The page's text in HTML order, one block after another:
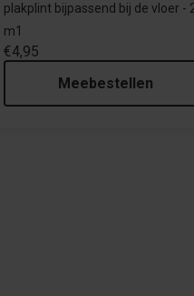
plakplint bijpassend bij de vloer -
m1
€4,95
Meebestellen